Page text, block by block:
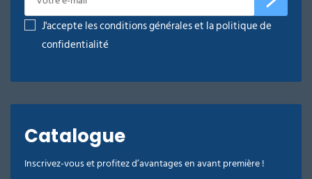
J'accepte les conditions générales et la politique de
confidentialité
Catalogue
Inscrivez-vous et profitez d’avantages en avant première !